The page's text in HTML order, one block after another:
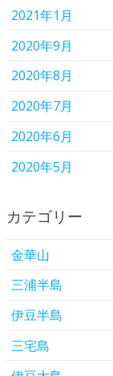
2021年1月
2020年9月
2020年8月
2020年7月
2020年6月
2020年5月
カテゴリー
金華山
三浦半島
伊豆半島
三宅島